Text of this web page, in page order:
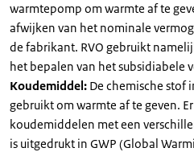
warmtepomp om warmte af te
afwijken van het nominale
de fabrikant. RVO gebruikt
het bepalen van het subsidiabele
Koudemiddel: De chemische stof
gebruikt om warmte af te geven.
koudemiddelen met een
is uitgedrukt in GWP (Global